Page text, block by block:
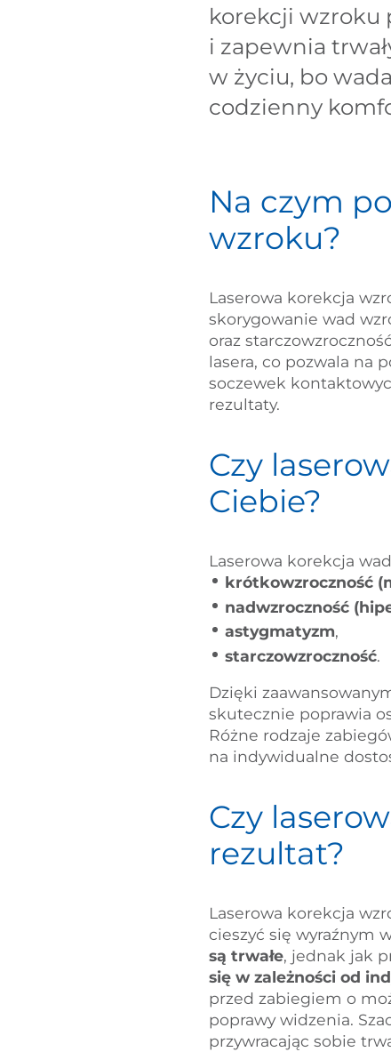
korekcji wzroku
i zapewnia
w życiu, bo
codzienny
Na czym
wzroku?
Laserowa korekcja
skorygowanie wad
oraz
lasera, co pozwala na
soczewek
rezultaty.
Czy
Ciebie?
Laserowa korekcja
krótkowzroczność
nadwzroczność
astygmatyzm,
starczowzroczność.
Dzięki
skutecznie poprawia
Różne rodzaje
na indywidualne
Czy
rezultat?
Laserowa korekcja
cieszyć się wyraźnym
są trwałe, jednak jak
się w zależności od
przed zabiegiem o
poprawy widzenia.
przywracając sobie